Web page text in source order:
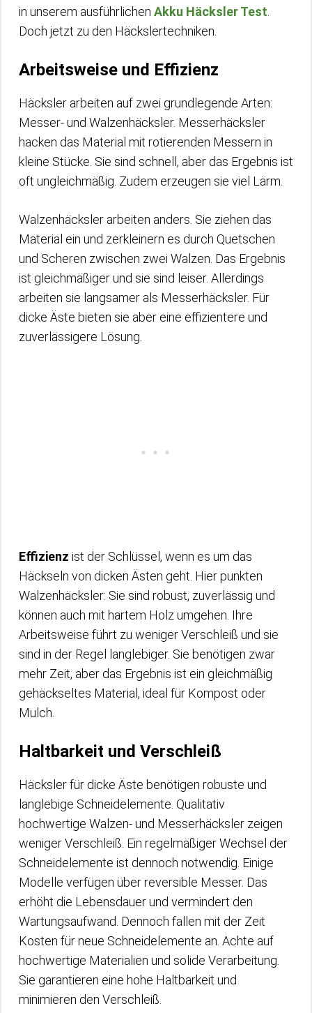
in unserem ausführlichen Akku Häcksler Test
Doch jetzt zu den Häckslertechniken.
Arbeitsweise und Effizienz
Häcksler arbeiten auf zwei grundlegende Arten:
Messer- und Walzenhäcksler. Messerhäcksler
hacken das Material mit rotierenden Messern in
kleine Stücke. Sie sind schnell, aber das Ergebnis ist
oft ungleichmäßig. Zudem erzeugen sie viel Lärm.
Walzenhäcksler arbeiten anders. Sie ziehen das
Material ein und zerkleinern es durch Quetschen
und Scheren zwischen zwei Walzen. Das Ergebnis
ist gleichmäßiger und sie sind leiser. Allerdings
arbeiten sie langsamer als Messerhäcksler. Für
dicke Äste bieten sie aber eine effizientere und
zuverlässigere Lösung.
Effizienz ist der Schlüssel, wenn es um das
Häckseln von dicken Ästen geht. Hier punkten
Walzenhäcksler: Sie sind robust, zuverlässig und
können auch mit hartem Holz umgehen. Ihre
Arbeitsweise führt zu weniger Verschleiß und sie
sind in der Regel langlebiger. Sie benötigen zwar
mehr Zeit, aber das Ergebnis ist ein gleichmäßig
gehäckseltes Material, ideal für Kompost oder
Mulch.
Haltbarkeit und Verschleiß
Häcksler für dicke Äste benötigen robuste und
langlebige Schneidelemente. Qualitativ
hochwertige Walzen- und Messerhäcksler zeigen
weniger Verschleiß. Ein regelmäßiger Wechsel der
Schneidelemente ist dennoch notwendig. Einige
Modelle verfügen über reversible Messer. Das
erhöht die Lebensdauer und vermindert den
Wartungsaufwand. Dennoch fallen mit der Zeit
Kosten für neue Schneidelemente an. Achte auf
hochwertige Materialien und solide Verarbeitung.
Sie garantieren eine hohe Haltbarkeit und
minimieren den Verschleiß.